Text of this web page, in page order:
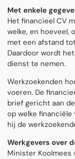
Met enkele
Het financieel CV
welke, en hoeveel,
met een afstand
Daardoor wordt
dienst te nemen.
Werkzoekenden
voeren. De
brief gericht aan
op welke
hij de
Werkgevers over
Minister Koolmees